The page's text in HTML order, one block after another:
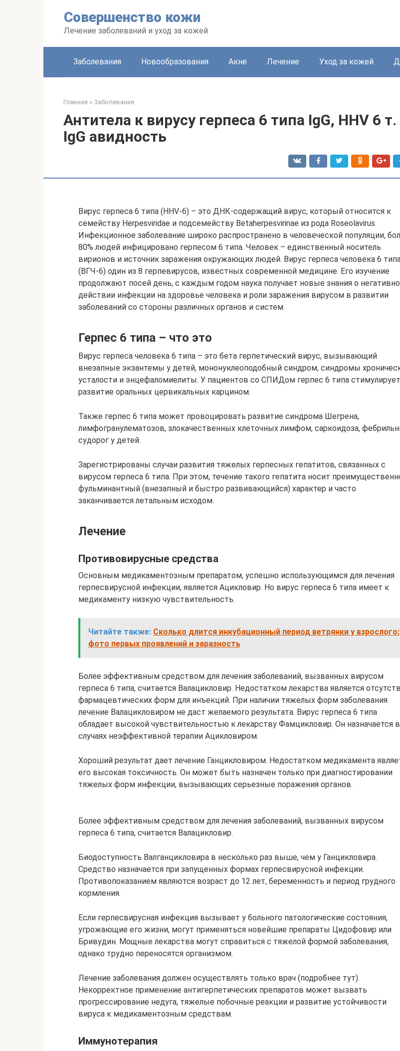
Совершенство кожи
Лечение заболеваний и уход за кожей
Заболевания Новообразования Акне Лечение Уход за кожей
Главная » Заболевания
Антитела к вирусу герпеса 6 типа IgG, HHV 6 т.
IgG авидность
Вирус герпеса 6 типа (HHV-6) – это ДНК-содержащий вирус, который относится к
семейству Herpesviridae и подсемейству Betaherpesvirinae из рода Roseolavirus.
Инфекционное заболевание широко распространено в человеческой популяции,
80% людей инфицировано герпесом 6 типа. Человек – единственный носитель
вирионов и источник заражения окружающих людей. Вирус герпеса человека 6
(ВГЧ-6) один из 8 герпевирусов, известных современной медицине. Его изучение
продолжают посей день, с каждым годом наука получает новые знания о
действии инфекции на здоровье человека и роли заражения вирусом в развитии
заболеваний со стороны различных органов и систем.
Герпес 6 типа – что это
Вирус герпеса человека 6 типа – это бета герпетический вирус, вызывающий
внезапные экзантемы у детей, мононуклеоподобный синдром, синдромы
усталости и энцефаломиелиты. У пациентов со СПИДом герпес 6 типа стимулирует
развитие оральных цервикальных карцином.
Также герпес 6 типа может провоцировать развитие синдрома Шегрена,
лимфогранулематозов, злокачественных клеточных лимфом, саркоидоза,
судорог у детей.
Зарегистрированы случаи развития тяжелых герпесных гепатитов, связанных с
вирусом герпеса 6 типа. При этом, течение такого гепатита носит
фульминантный (внезапный и быстро развивающийся) характер и часто
заканчивается летальным исходом.
Лечение
Противовирусные средства
Основным медикаментозным препаратом, успешно использующимся для лечения
герпесвирусной инфекции, является Ацикловир. Но вирус герпеса 6 типа имеет к
медикаменту низкую чувствительность.
Читайте также: Сколько длится инкубационный период ветрянки у взрослого:
фото первых проявлений и заразность
Более эффективным средством для лечения заболеваний, вызванных вирусом
герпеса 6 типа, считается Валацикловир. Недостатком лекарства является
фармацевтических форм для инъекций. При наличии тяжелых форм заболевания
лечение Валацикловиром не даст желаемого результата. Вирус герпеса 6 типа
обладает высокой чувствительностью к лекарству Фамцикловир. Он назначается в
случаях неэффективной терапии Ацикловиром.
Хороший результат дает лечение Ганцикловиром. Недостатком медикамента
его высокая токсичность. Он может быть назначен только при диагностировании
тяжелых форм инфекции, вызывающих серьезные поражения органов.
Более эффективным средством для лечения заболеваний, вызванных вирусом
герпеса 6 типа, считается Валацикловир.
Биодоступность Валганцикловира в несколько раз выше, чем у Ганцикловира.
Средство назначается при запущенных формах герпесвирусной инфекции.
Противопоказанием являются возраст до 12 лет, беременность и период грудного
кормления.
Если герпесвирусная инфекция вызывает у больного патологические состояния,
угрожающие его жизни, могут применяться новейшие препараты Цидофовир или
Бривудин. Мощные лекарства могут справиться с тяжелой формой заболевания,
однако трудно переносятся организмом.
Лечение заболевания должен осуществлять только врач (подробнее тут).
Некорректное применение антигерпетических препаратов может вызвать
прогрессирование недуга, тяжелые побочные реакции и развитие устойчивости
вируса к медикаментозным средствам.
Иммунотерапия